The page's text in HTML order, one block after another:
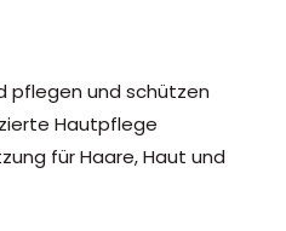
pflegen und schützen
Hautpflege
für Haare, Haut und